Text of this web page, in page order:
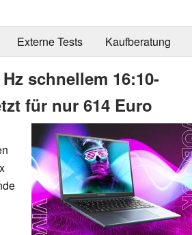
Externe Tests Kaufberatung
schnellem 16:10-
für nur 614 Euro